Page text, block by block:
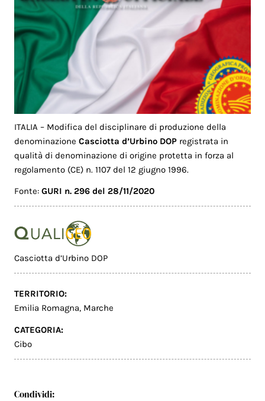
ITALIA – Modifica del disciplinare di produzione della
denominazioneCasciotta d’Urbino DOP registrata in
qualità di denominazione di origine protetta in forza al
regolamento (CE) n. 1107 del 12 giugno 1996.
Fonte:GURI n. 296 del 28/11/2020
Casciotta d’Urbino DOP
TERRITORIO:
Emilia Romagna, Marche
CATEGORIA:
Cibo
Condividi: